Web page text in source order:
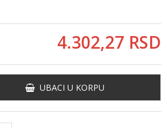
4.302,27 RSD
UBACI U KORPU